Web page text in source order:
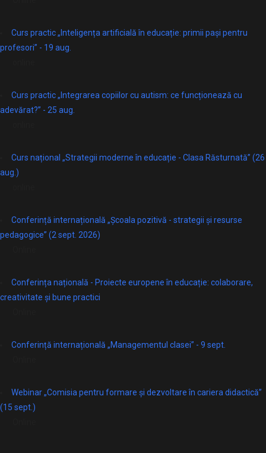
Curs practic „Inteligența artificială în educație: primii pași pentru
profesori” - 19 aug.
Curs practic „Integrarea copiilor cu autism: ce funcționează cu
adevărat?” - 25 aug.
Curs național „Strategii moderne în educație - Clasa Răsturnată” (26
aug.)
Conferință internațională „Școala pozitivă - strategii și resurse
pedagogice” (2 sept. 2026)
Conferința națională - Proiecte europene în educație: colaborare,
creativitate și bune practici
Conferință internațională „Managementul clasei” - 9 sept.
Webinar „Comisia pentru formare și dezvoltare în cariera didactică”
(15 sept.)